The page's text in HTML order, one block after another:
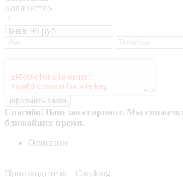
Количество
Цена: 95 руб.
Спасибо! Ваш заказ принят. Мы
ближайшее время.
Описание
Производитель Carpking